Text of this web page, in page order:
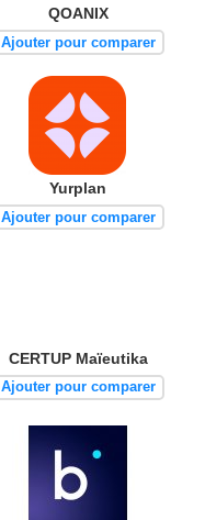
QOANIX
Ajouter pour comparer
Yurplan
Ajouter pour comparer
CERTUP Maïeutika
Ajouter pour comparer